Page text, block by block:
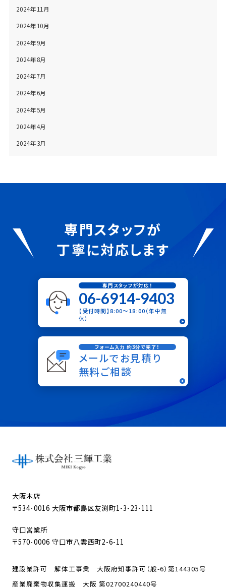
2024年11月
2024年10月
2024年9月
2024年8月
2024年7月
2024年6月
2024年5月
2024年4月
2024年3月
専門スタッフが
丁寧に対応します
専門スタッフが対応！
06-6914-9403
【受付時間】8:00〜18:00（年中無
休）
フォーム入力 約3分で完了！
メールでお見積り
無料ご相談
大阪本店
〒534-0016 大阪市都島区友渕町1-3-23-111
守口営業所
〒570-0006 守口市八雲西町2-6-11
建設業許可 解体工事業 大阪府知事許可（般-6）第144305号
産業廃棄物収集運搬 大阪 第02700240440号